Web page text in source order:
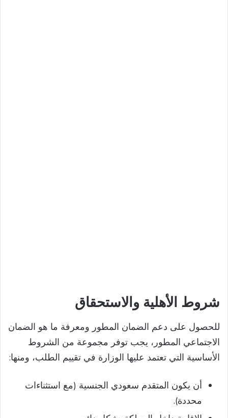
شروط الأهلية والاستحقاق
للحصول على دعم الضمان المطور ومعرفة ما هو الضمان
الاجتماعي المطور، يجب توفر مجموعة من الشروط
الأساسية التي تعتمد عليها الوزارة في تقييم الطلب، ومنها:
أن يكون المتقدم سعودي الجنسية (مع استثناءات
محددة).